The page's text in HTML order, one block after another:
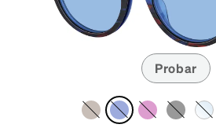
Probar